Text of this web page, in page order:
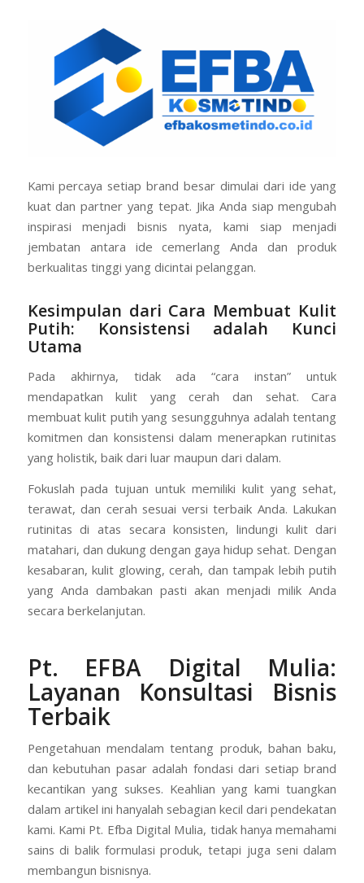
Kami percaya setiap brand besar dimulai dari ide yang
kuat dan partner yang tepat. Jika Anda siap mengubah
inspirasi menjadi bisnis nyata, kami siap menjadi
jembatan antara ide cemerlang Anda dan produk
berkualitas tinggi yang dicintai pelanggan.
Kesimpulan dari Cara Membuat Kulit
Putih: Konsistensi adalah Kunci
Utama
Pada akhirnya, tidak ada “cara instan” untuk
mendapatkan kulit yang cerah dan sehat. Cara
membuat kulit putih yang sesungguhnya adalah tentang
komitmen dan konsistensi dalam menerapkan rutinitas
yang holistik, baik dari luar maupun dari dalam.
Fokuslah pada tujuan untuk memiliki kulit yang sehat,
terawat, dan cerah sesuai versi terbaik Anda. Lakukan
rutinitas di atas secara konsisten, lindungi kulit dari
matahari, dan dukung dengan gaya hidup sehat. Dengan
kesabaran, kulit glowing, cerah, dan tampak lebih putih
yang Anda dambakan pasti akan menjadi milik Anda
secara berkelanjutan.
Pt. EFBA Digital Mulia:
Layanan Konsultasi Bisnis
Terbaik
Pengetahuan mendalam tentang produk, bahan baku,
dan kebutuhan pasar adalah fondasi dari setiap brand
kecantikan yang sukses. Keahlian yang kami tuangkan
dalam artikel ini hanyalah sebagian kecil dari pendekatan
kami. Kami Pt. Efba Digital Mulia, tidak hanya memahami
sains di balik formulasi produk, tetapi juga seni dalam
membangun bisnisnya.